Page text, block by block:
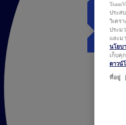
ประส
วิเคร
ประม
และม
นโยบ
เก็บคุ
ดาวน์
ที่อยู่